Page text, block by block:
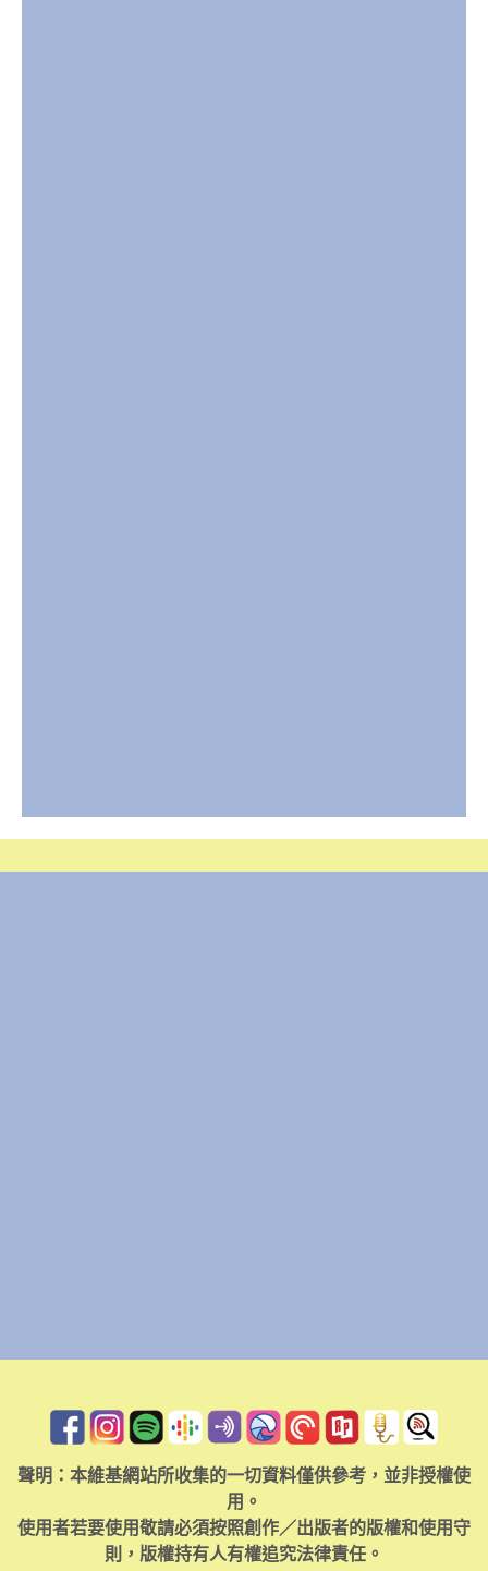
聲明：本維基網站所收集的一切資料僅供參考，並非授權使
用。
使用者若要使用敬請必須按照創作／出版者的版權和使用守
則，版權持有人有權追究法律責任。